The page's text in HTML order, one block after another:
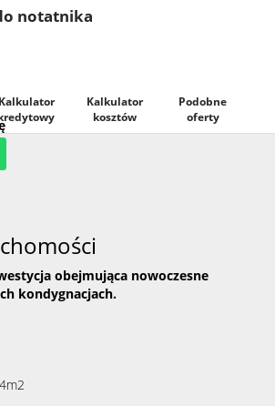
notatnika
Kalkulator
Kalkulator
kosztów
Podobne
oferty
obejmująca nowoczesne
kondygnacjach.